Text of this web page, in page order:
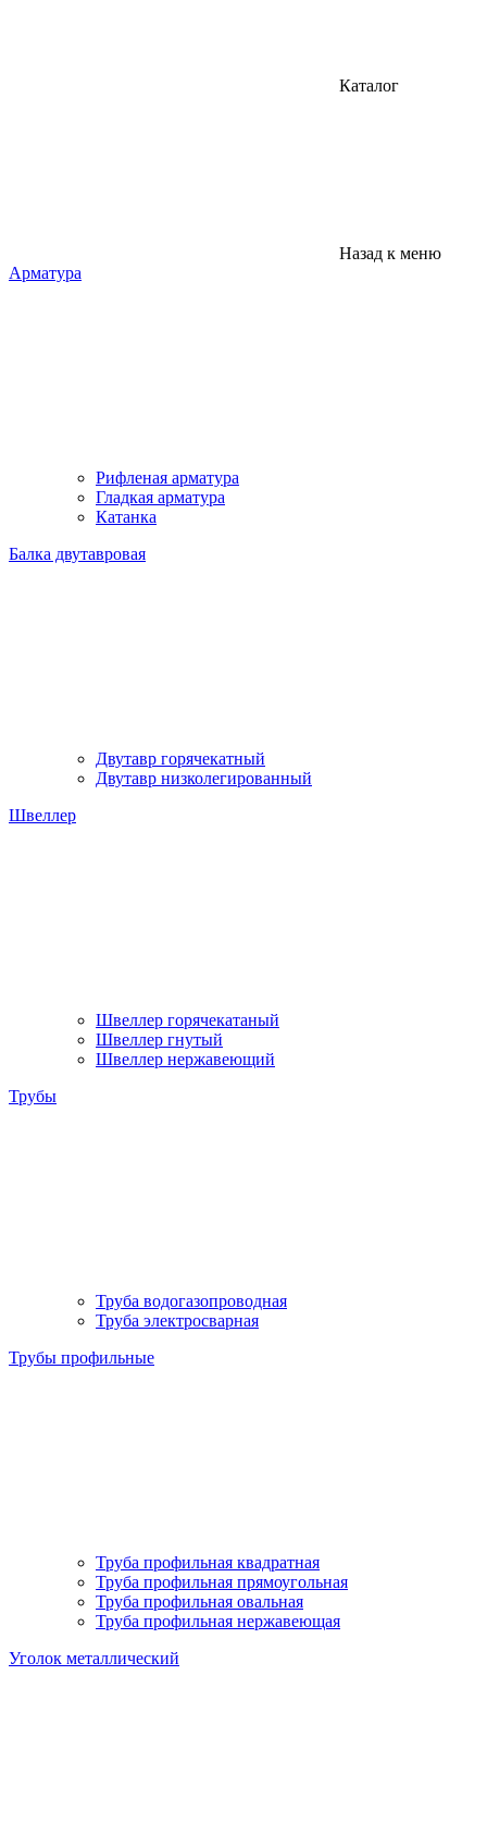
Каталог
Назад к меню
Арматура
Рифленая арматура
Гладкая арматура
Катанка
Балка двутавровая
Двутавр горячекатный
Двутавр низколегированный
Швеллер
Швеллер горячекатаный
Швеллер гнутый
Швеллер нержавеющий
Трубы
Труба водогазопроводная
Труба электросварная
Трубы профильные
Труба профильная квадратная
Труба профильная прямоугольная
Труба профильная овальная
Труба профильная нержавеющая
Уголок металлический